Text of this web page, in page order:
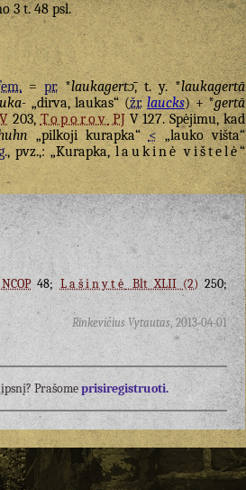
3 t. 48 psl.
=pr.*laukagertɔ̄, t. y. *laukagertā
„dirva, laukas“ (žr. laucks) + *gertā
203,ToporovPJV 127. Spėjimu, kad
„pilkoji kurapka“<„lauko višta“
, pvz.,: „Kurapka,laukinė vištelė“
NCOP48; Lašinytė Blt XLII (2)250;
Rinkevičius Vytautas, 2013-04-01
Prašomeprisiregistruoti.